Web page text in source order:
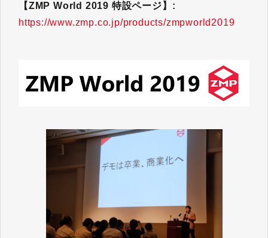
【ZMP World 2019 特設ページ】:
https://www.zmp.co.jp/products/zmpworld2019